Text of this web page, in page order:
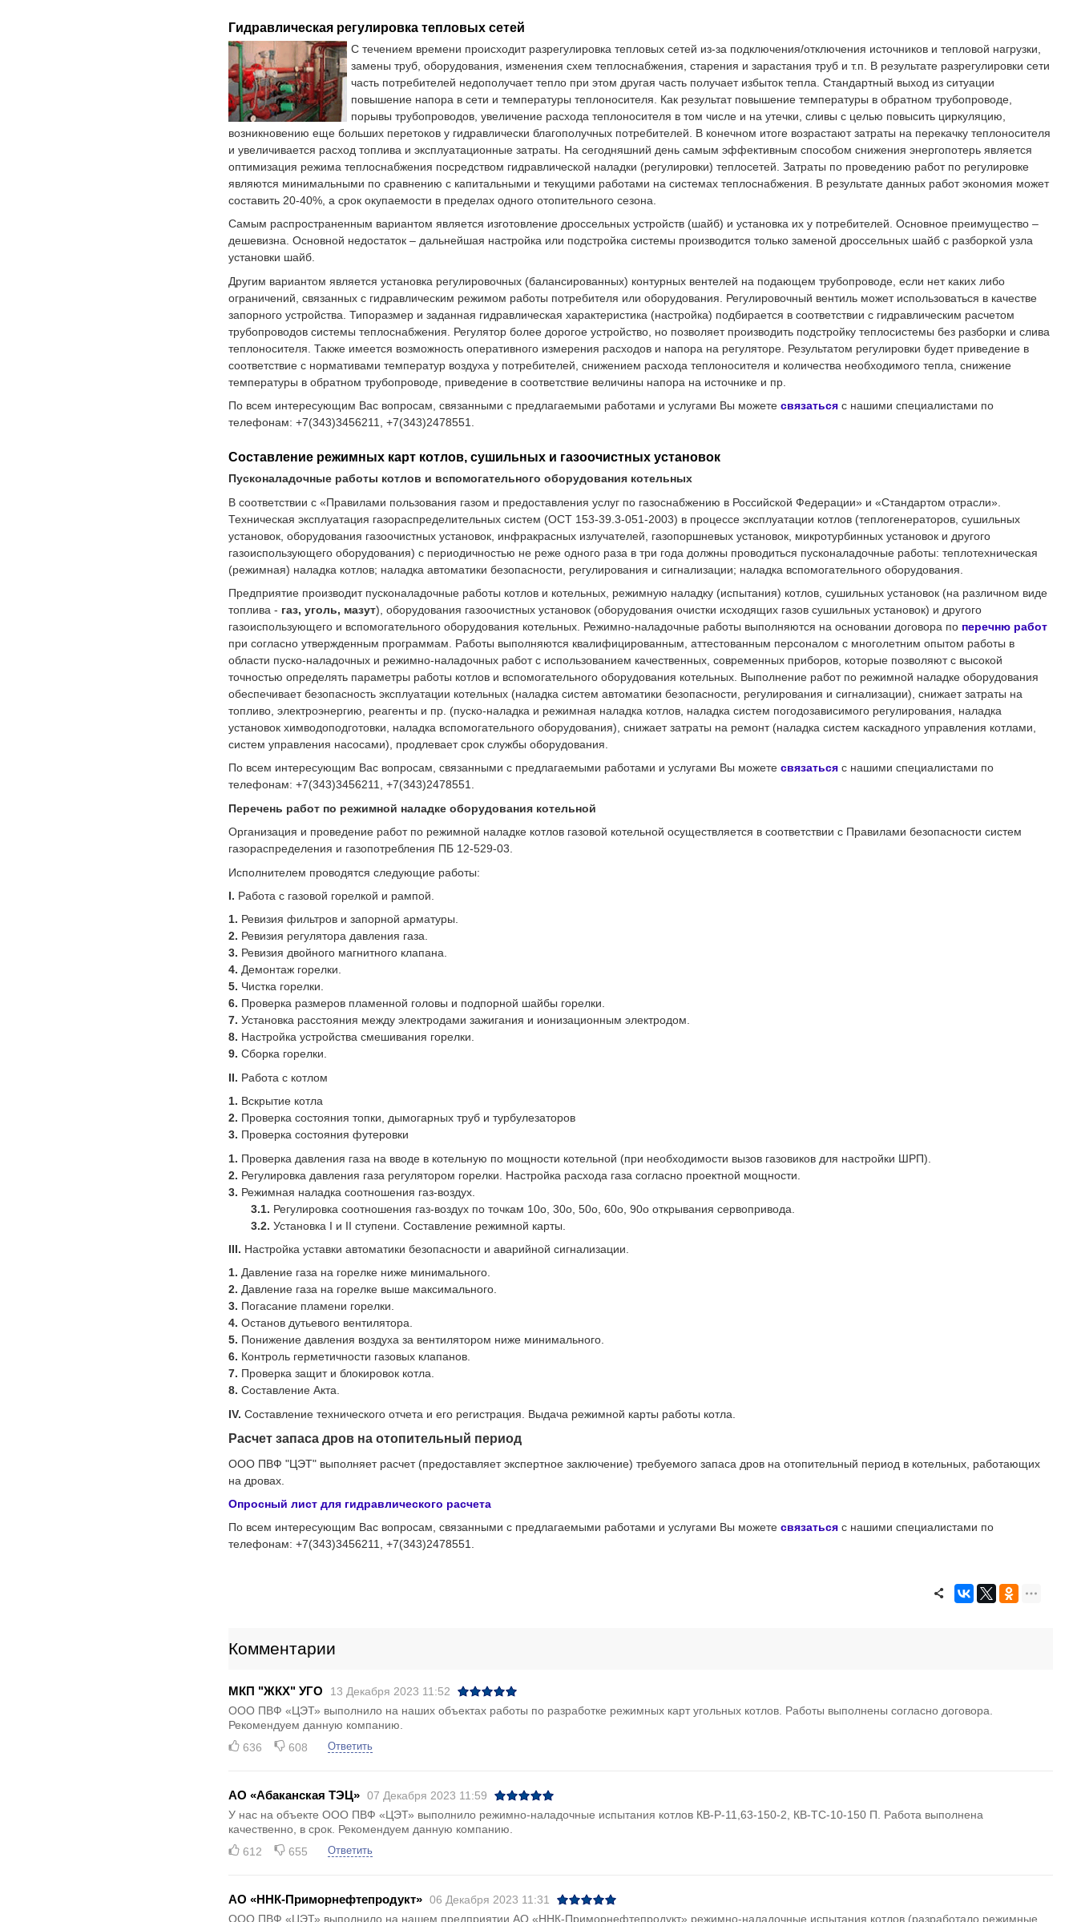
Гидравлическая регулировка тепловых сетей
С течением времени происходит разрегулировка тепловых сетей из-за подключения/отключения источников и тепловой нагрузки,
замены труб, оборудования, изменения схем теплоснабжения, старения и зарастания труб и т.п. В результате разрегулировки сети
часть потребителей недополучает тепло при этом другая часть получает избыток тепла. Стандартный выход из ситуации
повышение напора в сети и температуры теплоносителя. Как результат повышение температуры в обратном трубопроводе,
порывы трубопроводов, увеличение расхода теплоносителя в том числе и на утечки, сливы с целью повысить циркуляцию,
возникновению еще больших перетоков у гидравлически благополучных потребителей. В конечном итоге возрастают затраты на перекачку теплоносителя
и увеличивается расход топлива и эксплуатационные затраты. На сегодняшний день самым эффективным способом снижения энергопотерь является
оптимизация режима теплоснабжения посредством гидравлической наладки (регулировки) теплосетей. Затраты по проведению работ по регулировке
являются минимальными по сравнению с капитальными и текущими работами на системах теплоснабжения. В результате данных работ экономия может
составить 20-40%, а срок окупаемости в пределах одного отопительного сезона.
Самым распространенным вариантом является изготовление дроссельных устройств (шайб) и установка их у потребителей. Основное преимущество –
дешевизна. Основной недостаток – дальнейшая настройка или подстройка системы производится только заменой дроссельных шайб с разборкой узла
установки шайб.
Другим вариантом является установка регулировочных (балансированных) контурных вентелей на подающем трубопроводе, если нет каких либо
ограничений, связанных с гидравлическим режимом работы потребителя или оборудования. Регулировочный вентиль может использоваться в качестве
запорного устройства. Типоразмер и заданная гидравлическая характеристика (настройка) подбирается в соответствии с гидравлическим расчетом
трубопроводов системы теплоснабжения. Регулятор более дорогое устройство, но позволяет производить подстройку теплосистемы без разборки и слива
теплоносителя. Также имеется возможность оперативного измерения расходов и напора на регуляторе. Результатом регулировки будет приведение в
соответствие с нормативами температур воздуха у потребителей, снижением расхода теплоносителя и количества необходимого тепла, снижение
температуры в обратном трубопроводе, приведение в соответствие величины напора на источнике и пр.
По всем интересующим Вас вопросам, связанными с предлагаемыми работами и услугами Вы можете связаться с нашими специалистами по
телефонам: +7(343)3456211, +7(343)2478551.
Составление режимных карт котлов, сушильных и газоочистных установок
Пусконаладочные работы котлов и вспомогательного оборудования котельных
В соответствии с «Правилами пользования газом и предоставления услуг по газоснабжению в Российской Федерации» и «Стандартом отрасли».
Техническая эксплуатация газораспределительных систем (ОСТ 153-39.3-051-2003) в процессе эксплуатации котлов (теплогенераторов, сушильных
установок, оборудования газоочистных установок, инфракрасных излучателей, газопоршневых установок, микротурбинных установок и другого
газоиспользующего оборудования) с периодичностью не реже одного раза в три года должны проводиться пусконаладочные работы: теплотехническая
(режимная) наладка котлов; наладка автоматики безопасности, регулирования и сигнализации; наладка вспомогательного оборудования.
Предприятие производит пусконаладочные работы котлов и котельных, режимную наладку (испытания) котлов, сушильных установок (на различном виде
топлива - газ, уголь, мазут), оборудования газоочистных установок (оборудования очистки исходящих газов сушильных установок) и другого
газоиспользующего и вспомогательного оборудования котельных. Режимно-наладочные работы выполняются на основании договора по перечню работ
при согласно утвержденным программам. Работы выполняются квалифицированным, аттестованным персоналом с многолетним опытом работы в
области пуско-наладочных и режимно-наладочных работ с использованием качественных, современных приборов, которые позволяют с высокой
точностью определять параметры работы котлов и вспомогательного оборудования котельных. Выполнение работ по режимной наладке оборудования
обеспечивает безопасность эксплуатации котельных (наладка систем автоматики безопасности, регулирования и сигнализации), снижает затраты на
топливо, электроэнергию, реагенты и пр. (пуско-наладка и режимная наладка котлов, наладка систем погодозависимого регулирования, наладка
установок химводоподготовки, наладка вспомогательного оборудования), снижает затраты на ремонт (наладка систем каскадного управления котлами,
систем управления насосами), продлевает срок службы оборудования.
По всем интересующим Вас вопросам, связанными с предлагаемыми работами и услугами Вы можете связаться с нашими специалистами по
телефонам: +7(343)3456211, +7(343)2478551.
Перечень работ по режимной наладке оборудования котельной
Организация и проведение работ по режимной наладке котлов газовой котельной осуществляется в соответствии с Правилами безопасности систем
газораспределения и газопотребления ПБ 12-529-03.
Исполнителем проводятся следующие работы:
I. Работа с газовой горелкой и рампой.
Ревизия фильтров и запорной арматуры.
Ревизия регулятора давления газа.
Ревизия двойного магнитного клапана.
Демонтаж горелки.
Чистка горелки.
Проверка размеров пламенной головы и подпорной шайбы горелки.
Установка расстояния между электродами зажигания и ионизационным электродом.
Настройка устройства смешивания горелки.
Сборка горелки.
II. Работа с котлом
Вскрытие котла
Проверка состояния топки, дымогарных труб и турбулезаторов
Проверка состояния футеровки
Проверка давления газа на вводе в котельную по мощности котельной (при необходимости вызов газовиков для настройки ШРП).
Регулировка давления газа регулятором горелки. Настройка расхода газа согласно проектной мощности.
Режимная наладка соотношения газ-воздух.
Регулировка соотношения газ-воздух по точкам 10о, 30о, 50о, 60о, 90о открывания сервопривода.
Установка I и II ступени. Составление режимной карты.
III. Настройка уставки автоматики безопасности и аварийной сигнализации.
Давление газа на горелке ниже минимального.
Давление газа на горелке выше максимального.
Погасание пламени горелки.
Останов дутьевого вентилятора.
Понижение давления воздуха за вентилятором ниже минимального.
Контроль герметичности газовых клапанов.
Проверка защит и блокировок котла.
Составление Акта.
IV. Составление технического отчета и его регистрация. Выдача режимной карты работы котла.
Расчет запаса дров на отопительный период
ООО ПВФ "ЦЭТ" выполняет расчет (предоставляет экспертное заключение) требуемого запаса дров на отопительный период в котельных, работающих
на дровах.
Опросный лист для гидравлического расчета
По всем интересующим Вас вопросам, связанными с предлагаемыми работами и услугами Вы можете связаться с нашими специалистами по
телефонам: +7(343)3456211, +7(343)2478551.
Комментарии
МКП "ЖКХ" УГО
13 Декабря 2023 11:52
ООО ПВФ «ЦЭТ» выполнило на наших объектах работы по разработке режимных карт угольных котлов. Работы выполнены согласно договора.
Рекомендуем данную компанию.
636
608 Ответить
АО «Абаканская ТЭЦ» 07 Декабря 2023 11:59
У нас на объекте ООО ПВФ «ЦЭТ» выполнило режимно-наладочные испытания котлов КВ-Р-11,63-150-2, КВ-ТС-10-150 П. Работа выполнена
качественно, в срок. Рекомендуем данную компанию.
612
655 Ответить
АО «ННК-Приморнефтепродукт» 06 Декабря 2023 11:31
ООО ПВФ «ЦЭТ» выполнило на нашем предприятии АО «ННК-Приморнефтепродукт» режимно-наладочные испытания котлов (разработало режимные